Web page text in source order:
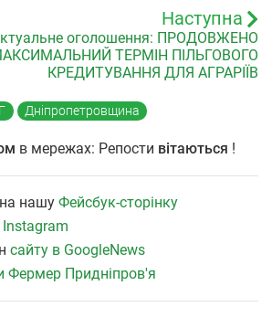
Наступна
оголошення: ПРОДОВЖЕНО
ТЕРМІН ПІЛЬГОВОГО
КРЕДИТУВАННЯ ДЛЯ АГРАРІЇВ
Дніпропетровщина
в мережах: Репости вітаються !
на нашу Фейсбук-сторінку
Instagram
сайту в GoogleNews
Фермер Придніпров'я